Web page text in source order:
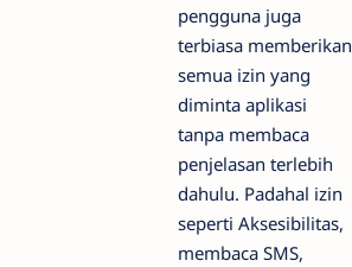
pengguna juga
terbiasa memberikan
semua izin yang
diminta aplikasi
tanpa membaca
penjelasan terlebih
dahulu. Padahal izin
seperti Aksesibilitas,
membaca SMS,